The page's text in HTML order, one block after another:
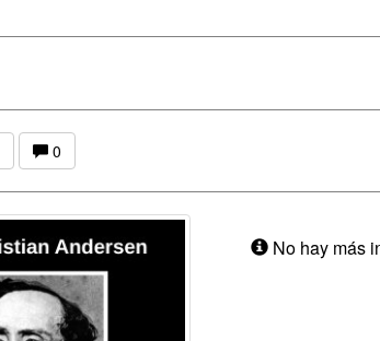
0
No hay más